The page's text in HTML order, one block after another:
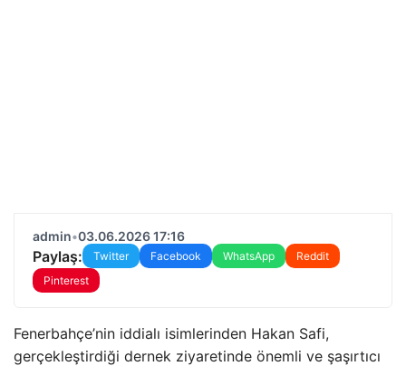
admin•03.06.2026 17:16
Paylaş: Twitter Facebook WhatsApp
Reddit
Pinterest
Fenerbahçe’nin iddialı isimlerinden Hakan Safi,
gerçekleştirdiği dernek ziyaretinde önemli ve şaşırtıcı